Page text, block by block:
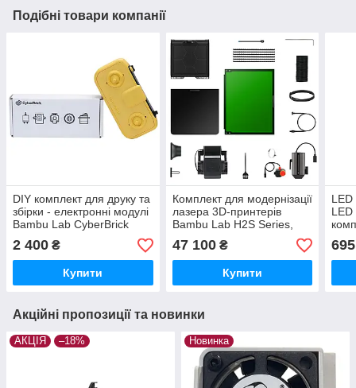
Подібні товари компанії
DIY комплект для друку та
збірки - електронні модулі
Bambu Lab CyberBrick
Remote Control Kit ZK007
2 400 ₴
Купити
Комплект для модернізації
лазера 3D-принтерів
Bambu Lab H2S Series,
10Вт, (оригінал,
SL004+SL001)
47 100₴
Купити
695
Акційні пропозиції та новинки
АКЦІЯ –18% Новинка